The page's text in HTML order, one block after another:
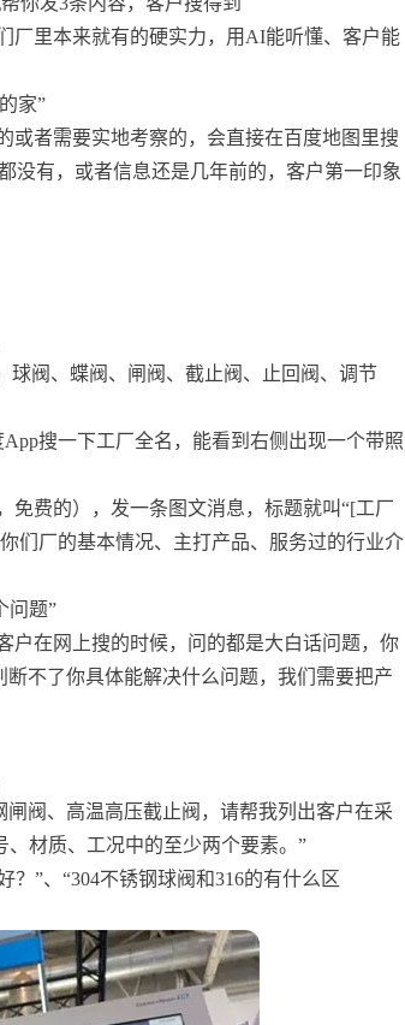
厂里本来就有的硬实力，用AI能听懂、客户能
家”
或者需要实地考察的，会直接在百度地图里搜
没有，或者信息还是几年前的，客户第一印象
球阀、蝶阀、闸阀、截止阀、止回阀、调节
搜一下工厂全名，能看到右侧出现一个带照
免费的），发一条图文消息，标题就叫“[工厂
厂的基本情况、主打产品、服务过的行业介
问题”
户在网上搜的时候，问的都是大白话问题，你
不了你具体能解决什么问题，我们需要把产
阀、高温高压截止阀，请帮我列出客户在采
材质、工况中的至少两个要素。”
”、“304不锈钢球阀和316的有什么区